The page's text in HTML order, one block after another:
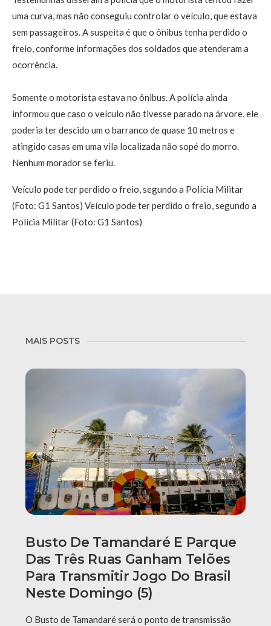
uma curva, mas não conseguiu controlar o veículo, que estava
sem passageiros. A suspeita é que o ônibus tenha perdido o
freio, conforme informações dos soldados que atenderam a
ocorrência.
Somente o motorista estava no ônibus. A polícia ainda
informou que caso o veículo não tivesse parado na árvore, ele
poderia ter descido um o barranco de quase 10 metros e
atingido casas em uma vila localizada não sopé do morro.
Nenhum morador se feriu.
Veículo pode ter perdido o freio, segundo a Polícia Militar
(Foto: G1 Santos) Veículo pode ter perdido o freio, segundo a
Polícia Militar (Foto: G1 Santos)
MAIS POSTS
Busto De Tamandaré E Parque
Das Três Ruas Ganham Telões
Para Transmitir Jogo Do Brasil
Neste Domingo (5)
O Busto de Tamandaré será o ponto de transmissão